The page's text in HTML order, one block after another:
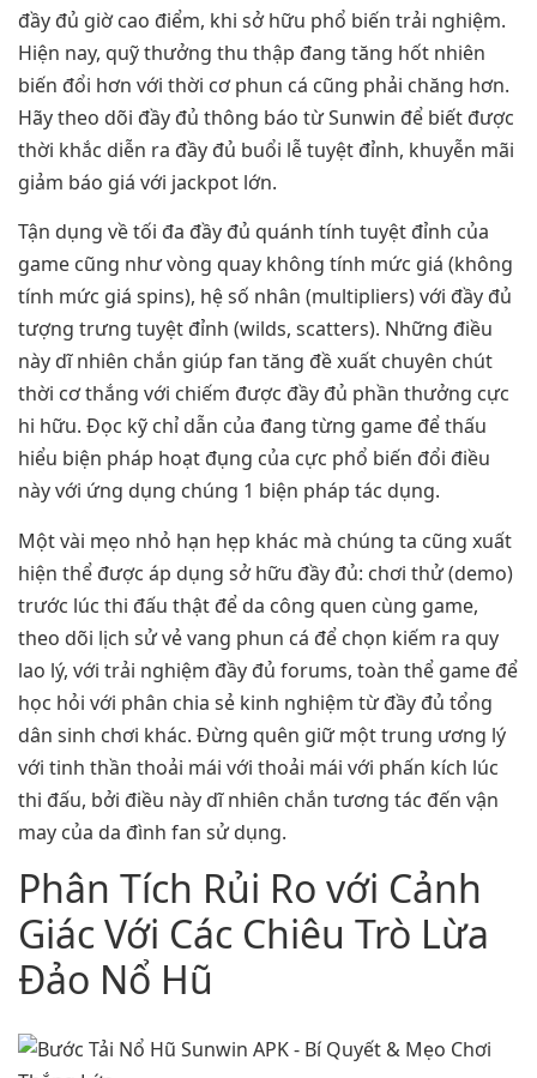
đầy đủ giờ cao điểm, khi sở hữu phổ biến trải nghiệm.
Hiện nay, quỹ thưởng thu thập đang tăng hốt nhiên
biến đổi hơn với thời cơ phun cá cũng phải chăng hơn.
Hãy theo dõi đầy đủ thông báo từ Sunwin để biết được
thời khắc diễn ra đầy đủ buổi lễ tuyệt đỉnh, khuyễn mãi
giảm báo giá với jackpot lớn.
Tận dụng về tối đa đầy đủ quánh tính tuyệt đỉnh của
game cũng như vòng quay không tính mức giá (không
tính mức giá spins), hệ số nhân (multipliers) với đầy đủ
tượng trưng tuyệt đỉnh (wilds, scatters). Những điều
này dĩ nhiên chắn giúp fan tăng đề xuất chuyên chút
thời cơ thắng với chiếm được đầy đủ phần thưởng cực
hi hữu. Đọc kỹ chỉ dẫn của đang từng game để thấu
hiểu biện pháp hoạt đụng của cực phổ biến đổi điều
này với ứng dụng chúng 1 biện pháp tác dụng.
Một vài mẹo nhỏ hạn hẹp khác mà chúng ta cũng xuất
hiện thể được áp dụng sở hữu đầy đủ: chơi thử (demo)
trước lúc thi đấu thật để da công quen cùng game,
theo dõi lịch sử vẻ vang phun cá để chọn kiếm ra quy
lao lý, với trải nghiệm đầy đủ forums, toàn thể game để
học hỏi với phân chia sẻ kinh nghiệm từ đầy đủ tổng
dân sinh chơi khác. Đừng quên giữ một trung ương lý
với tinh thần thoải mái với thoải mái với phấn kích lúc
thi đấu, bởi điều này dĩ nhiên chắn tương tác đến vận
may của da đình fan sử dụng.
Phân Tích Rủi Ro với Cảnh
Giác Với Các Chiêu Trò Lừa
Đảo Nổ Hũ